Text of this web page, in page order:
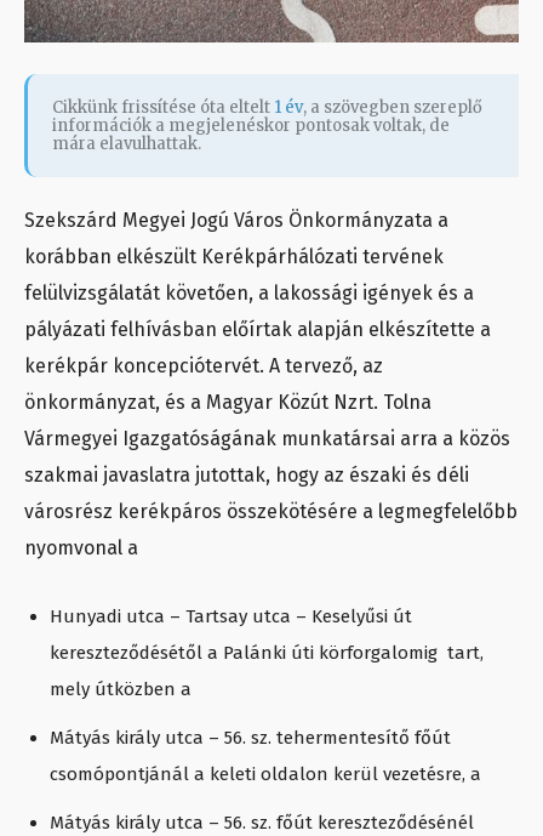
Cikkünk frissítése óta eltelt 1 év, a szövegben szereplő
információk a megjelenéskor pontosak voltak, de
mára elavulhattak.
Szekszárd Megyei Jogú Város Önkormányzata a
korábban elkészült Kerékpárhálózati tervének
felülvizsgálatát követően, a lakossági igények és a
pályázati felhívásban előírtak alapján elkészítette a
kerékpár koncepciótervét. A tervező, az
önkormányzat, és a Magyar Közút Nzrt. Tolna
Vármegyei Igazgatóságának munkatársai arra a közös
szakmai javaslatra jutottak, hogy az északi és déli
városrész kerékpáros összekötésére a legmegfelelőbb
nyomvonal a
Hunyadi utca – Tartsay utca – Keselyűsi út
kereszteződésétől a Palánki úti körforgalomig tart,
mely útközben a
Mátyás király utca – 56. sz. tehermentesítő főút
csomópontjánál a keleti oldalon kerül vezetésre, a
Mátyás király utca – 56. sz. főút kereszteződésénél